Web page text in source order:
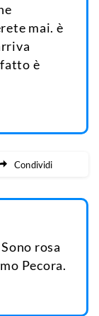
mai. è
è
Condividi
rosa
Pecora.